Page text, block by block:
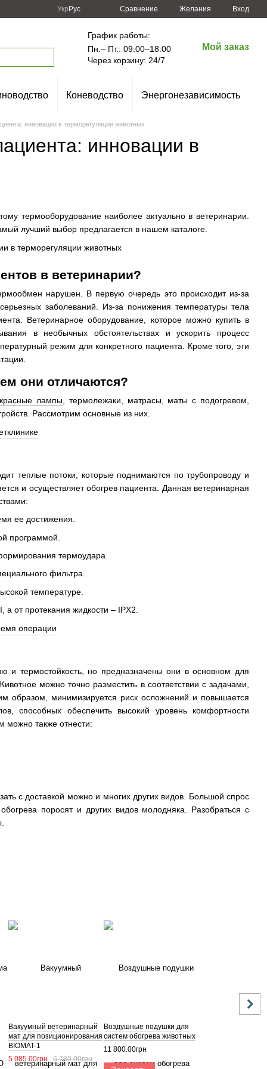
Укр Рус Сравнение Желания Вход
График работы:
Пн.– Пт.: 09:00–18:00
Через корзину: 24/7
Мой заказ
Коневодство Энергонезависимость
инновации в терморегуляции животных
инновации в
термооборудование наиболее актуально в ветеринарии.
лучший выбор предлагается в нашем каталоге.
в ветеринарии?
нарушен. В первую очередь это происходит из-за
заболеваний. Из-за понижения температуры тела
Ветеринарное оборудование, которое можно купить в
в необычных обстоятельствах и ускорить процесс
режим для конкретного пациента. Кроме того, эти
они отличаются?
лампы, термолежаки, матрасы, маты с подогревом,
Рассмотрим основные из них.
теплые потоки, которые поднимаются по трубопроводу и
и осуществляет обогрев пациента. Данная ветеринарная
ее достижения.
программой.
термоудара.
фильтра.
температуре.
а от протекания жидкости – IPX2.
и термостойкость, но предназначены они в основном для
можно точно разместить в соответствии с задачами,
образом, минимизируется риск осложнений и повышается
способных обеспечить высокий уровень комфортности
можно также отнести:
с доставкой можно и многих других видов. Большой спрос
поросят и других видов молодняка. Разобраться с
Вакуумный ветеринарный
мат для позиционирования
BIOMAT-1
5 085.00грн
6 780.00грн
Воздушные подушки для
систем обогрева животных
11 800.00грн